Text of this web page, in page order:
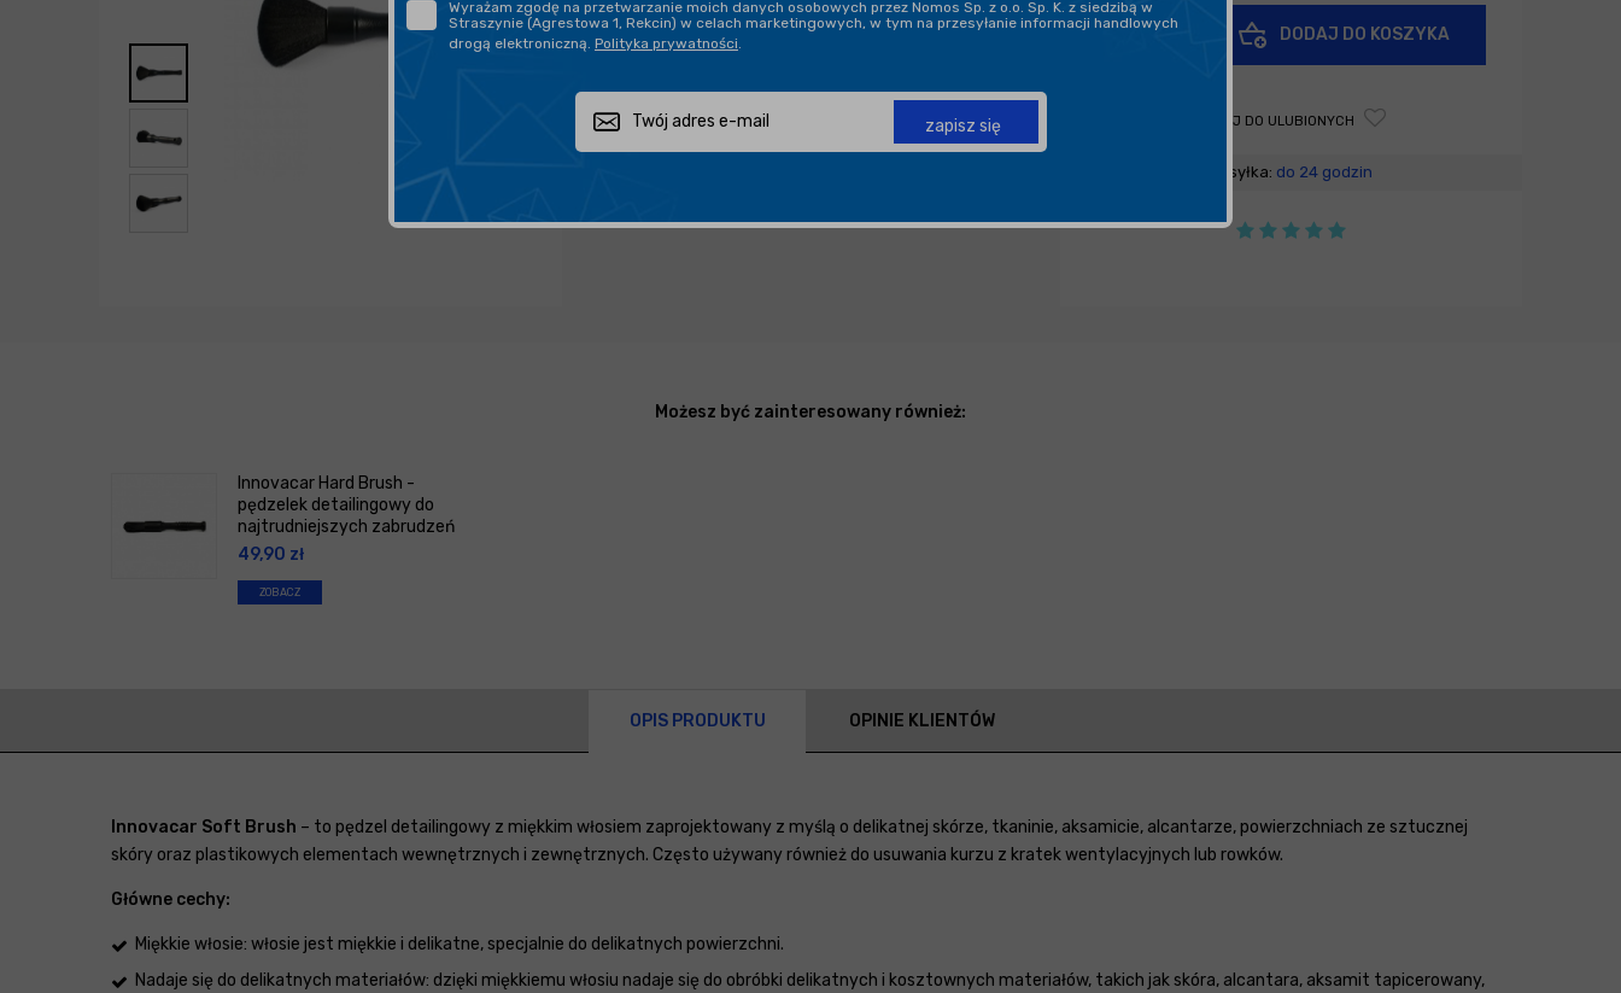
DARMOWA DOSTAWA OD 199,90 ZŁ
PROFESJONALNE DORADZTWO
+
DODAJ DO KOSZYKA
DODAJ DO ULUBIONYCH
Wysyłka: do 24 godzin
Możesz być zainteresowany również:
Innovacar Hard Brush -
pędzelek detailingowy do
najtrudniejszych zabrudzeń
49,90 zł
ZOBACZ
OPIS PRODUKTU OPINIE KLIENTÓW
Innovacar Soft Brush – to pędzel detailingowy z miękkim włosiem zaprojektowany z myślą o delikatnej skórze, tkaninie, aksamicie, alcantarze, powierzchniach ze sztucznej
skóry oraz plastikowych elementach wewnętrznych i zewnętrznych. Często używany również do usuwania kurzu z kratek wentylacyjnych lub rowków.
Główne cechy:
Miękkie włosie: włosie jest miękkie i delikatne, specjalnie do delikatnych powierzchni.
Nadaje się do delikatnych materiałów: dzięki miękkiemu włosiu nadaje się do obróbki delikatnych i kosztownych materiałów, takich jak skóra, alcantara, aksamit tapicerowany,
Wyrażam zgodę na przetwarzanie moich danych osobowych przez Nomos Sp. z o.o. Sp. K. z siedzibą w
Straszynie (Agrestowa 1, Rekcin) w celach marketingowych, w tym na przesyłanie informacji handlowych
drogą elektroniczną. Polityka prywatności
zapisz się